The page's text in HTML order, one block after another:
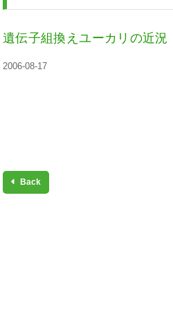
遺伝子組換えユーカリの近況
2006-08-17
Back